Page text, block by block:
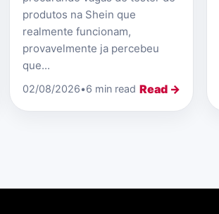
produtos na Shein que
realmente funcionam,
provavelmente ja percebeu
que...
02/08/2026•6 min read Read →